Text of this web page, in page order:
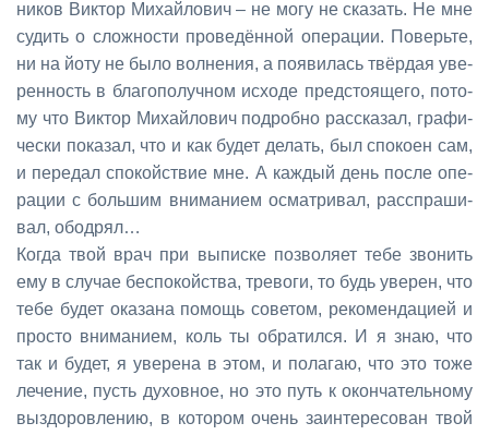
ни­ков Вик­тор Ми­хай­ло­вич – не мо­гу не ска­зать. Не мне
су­дить о слож­но­сти про­ве­дён­ной опе­ра­ции. По­верь­те,
ни на йо­ту не бы­ло вол­не­ния, а по­яви­лась твёр­дая уве­
рен­ность в бла­го­по­луч­ном ис­хо­де пред­сто­я­ще­го, по­то­
му что Вик­тор Ми­хай­ло­вич по­дроб­но рас­ска­зал, гра­фи­
че­ски по­ка­зал, что и как бу­дет де­лать, был спо­ко­ен сам,
и пе­ре­дал спо­кой­ствие мне. А каж­дый день по­сле опе­
ра­ции с боль­шим вни­ма­ни­ем осмат­ри­вал, рас­спра­ши­
вал, обод­рял…
Ко­гда твой врач при вы­пис­ке поз­во­ля­ет те­бе зво­нить
ему в слу­чае бес­по­кой­ства, тре­во­ги, то будь уве­рен, что
те­бе бу­дет ока­за­на по­мощь со­ве­том, ре­ко­мен­да­ци­ей и
про­сто вни­ма­ни­ем, коль ты об­ра­тил­ся. И я знаю, что
так и бу­дет, я уве­ре­на в этом, и по­ла­гаю, что это то­же
ле­че­ние, пусть ду­хов­ное, но это путь к окон­ча­тель­но­му
вы­здо­ров­ле­нию, в ко­то­ром очень за­ин­те­ре­со­ван твой